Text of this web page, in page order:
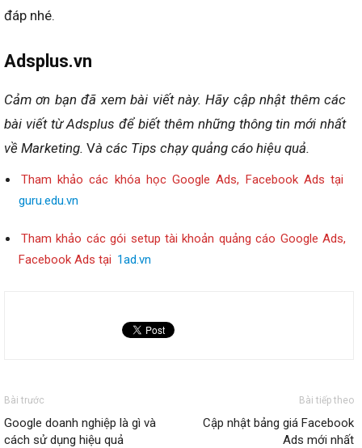
đáp nhé.
Adsplus.vn
Cảm ơn bạn đã xem bài viết này. Hãy cập nhật thêm các
bài viết từ Adsplus để biết thêm những thông tin mới nhất
về Marketing. Và các Tips chạy quảng cáo hiệu quả.
Tham khảo các khóa học Google Ads, Facebook Ads tại
guru.edu.vn
Tham khảo các gói setup tài khoản quảng cáo Google Ads,
Facebook Ads tại 1ad.vn
Bài trước
Google doanh nghiệp là gì và
cách sử dụng hiệu quả
Bài tiếp theo
Cập nhật bảng giá Facebook
Ads mới nhất